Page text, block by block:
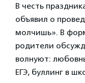
В честь
объявил о
молчишь». В
родители
волнуют:
ЕГЭ, буллинг в